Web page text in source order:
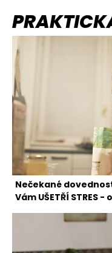
Nečekané
Vám UŠETŘÍ